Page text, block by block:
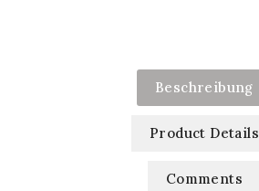
Beschreibung
Product Details
Comments